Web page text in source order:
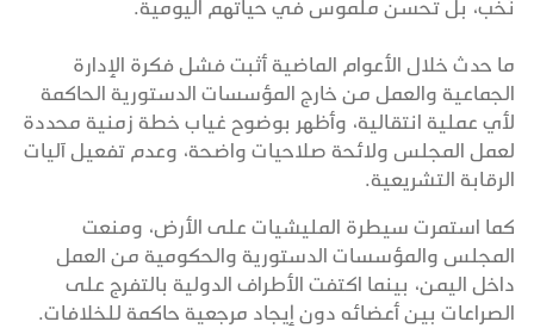
نُخب، بل تحسن ملموس في حياتهم اليومية.
ما حدث خلال الأعوام الماضية أثبت فشل فكرة الإدارة
الجماعية والعمل من خارج المؤسسات الدستورية الحاكمة
لأي عملية انتقالية، وأظهر بوضوح غياب خطة زمنية محددة
لعمل المجلس ولائحة صلاحيات واضحة، وعدم تفعيل آليات
الرقابة التشريعية.
كما استمرت سيطرة المليشيات على الأرض، ومنعت
المجلس والمؤسسات الدستورية والحكومية من العمل
داخل اليمن، بينما اكتفت الأطراف الدولية بالتفرج على
الصراعات بين أعضائه دون إيجاد مرجعية حاكمة للخلافات.